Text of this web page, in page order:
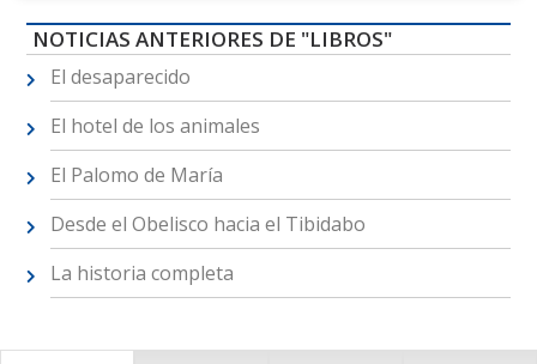
NOTICIAS ANTERIORES DE "LIBROS"
El desaparecido
El hotel de los animales
El Palomo de María
Desde el Obelisco hacia el Tibidabo
La historia completa